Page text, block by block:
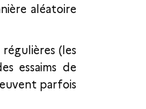
aléatoire
(les
essaims de
parfois